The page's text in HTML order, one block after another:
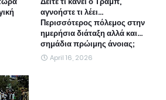
αγνοήστε τι λέει...
Περισσότερος πόλεμος στην
ημερήσια διάταξη αλλά και...
σημάδια πρώιμης άνοιας;
April 16, 2026